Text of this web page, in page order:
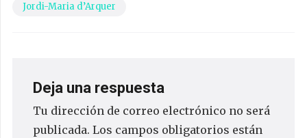
Jordi-Maria d’Arquer
Deja una respuesta
Tu dirección de correo electrónico no será
publicada. Los campos obligatorios están